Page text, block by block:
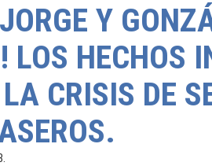
Y
LOS HECHOS
CRISIS DE